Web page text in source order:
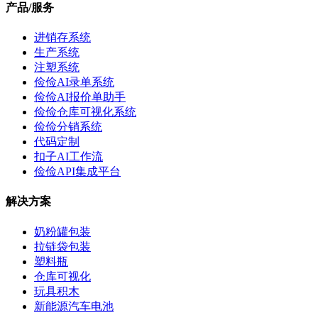
产品/服务
进销存系统
生产系统
注塑系统
俭俭AI录单系统
俭俭AI报价单助手
俭俭仓库可视化系统
俭俭分销系统
代码定制
扣子AI工作流
俭俭API集成平台
解决方案
奶粉罐包装
拉链袋包装
塑料瓶
仓库可视化
玩具积木
新能源汽车电池